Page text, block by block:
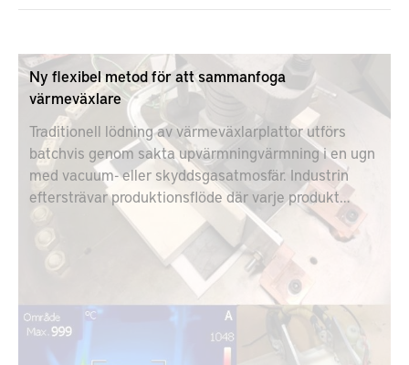
Ny flexibel metod för att sammanfoga
värmeväxlare
Traditionell lödning av värmeväxlarplattor utförs
batchvis genom sakta upvärmningvärmning i en ugn
med vacuum- eller skyddsgasatmosfär. Industrin
eftersträvar produktionsflöde där varje produkt
behandlas separat i olika stationer, s.k.
enstycksproduktion. Genom att använda ohmisk
värmning direkt i värmeväxlarpaketet så kan korta
cykeltider, låg energiförbrukning, enkel omställning
samt hög, mätbar kvalitet uppnås.